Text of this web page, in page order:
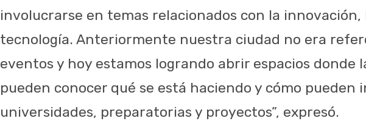
involucrarse en temas relacionados con la innovación,
tecnología. Anteriormente nuestra ciudad no era
eventos y hoy estamos logrando abrir espacios donde
pueden conocer qué se está haciendo y cómo pueden
universidades, preparatorias y proyectos”, expresó.